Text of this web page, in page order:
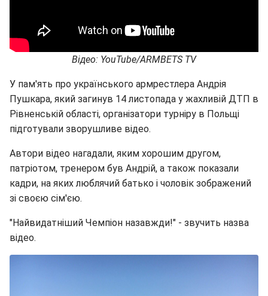
Відео: YouTube/ARMBETS TV
У пам'ять про українського армрестлера Андрія
Пушкара, який загинув 14 листопада у жахливій ДТП в
Рівненській області, організатори турніру в Польщі
підготували зворушливе відео.
Автори відео нагадали, яким хорошим другом,
патріотом, тренером був Андрій, а також показали
кадри, на яких люблячий батько і чоловік зображений
зі своєю сім'єю.
"Найвидатніший Чемпіон назавжди!" - звучить назва
відео.